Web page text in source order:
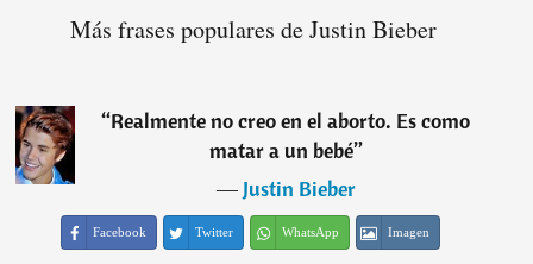
Más frases populares de Justin Bieber
“Realmente no creo en el aborto. Es como
matar a un bebé”
―Justin Bieber
Facebook Twitter WhatsApp Imagen